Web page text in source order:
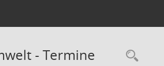
- Termine